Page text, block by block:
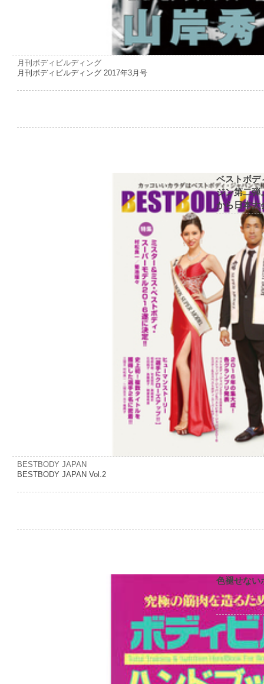
月刊ボディビルディング
月刊ボディビルディング 2017年3月号
ベストボデ
ジン第二弾
から日本大
BESTBODY JAPAN
BESTBODY JAPAN Vol.2
色褪せない